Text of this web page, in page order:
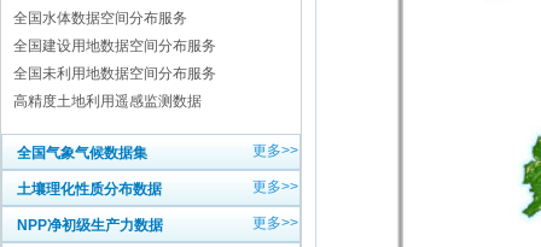
全国水体数据空间分布服务
全国建设用地数据空间分布服务
全国未利用地数据空间分布服务
高精度土地利用遥感监测数据
全国气象气候数据集 更多>>
土壤理化性质分布数据 更多>>
NPP净初级生产力数据 更多>>